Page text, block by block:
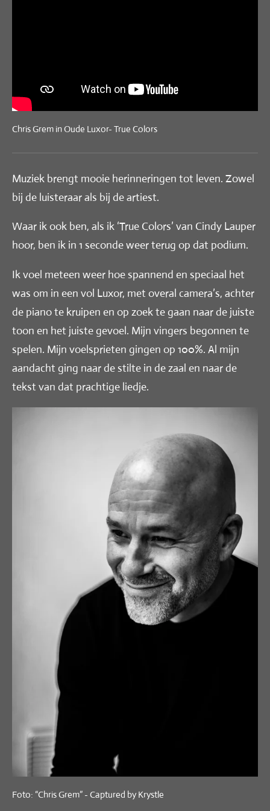
Chris Grem in Oude Luxor- True Colors
Muziek brengt mooie herinneringen tot leven. Zowel
bij de luisteraar als bij de artiest.
Waar ik ook ben, als ik ‘True Colors’ van Cindy Lauper
hoor, ben ik in 1 seconde weer terug op dat podium.
Ik voel meteen weer hoe spannend en speciaal het
was om in een vol Luxor, met overal camera’s, achter
de piano te kruipen en op zoek te gaan naar de juiste
toon en het juiste gevoel. Mijn vingers begonnen te
spelen. Mijn voelsprieten gingen op 100%. Al mijn
aandacht ging naar de stilte in de zaal en naar de
tekst van dat prachtige liedje.
Foto: “Chris Grem” - Captured by Krystle